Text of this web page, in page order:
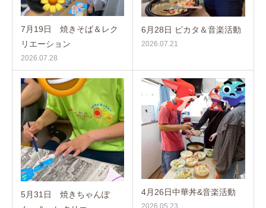
7月19日 焼きそば＆レク
リエーション
2026.07.28
6月28日 ピカタ＆音楽活動
2026.07.21
5月31日 焼きちゃんぽ
4月26日中華丼&音楽活動